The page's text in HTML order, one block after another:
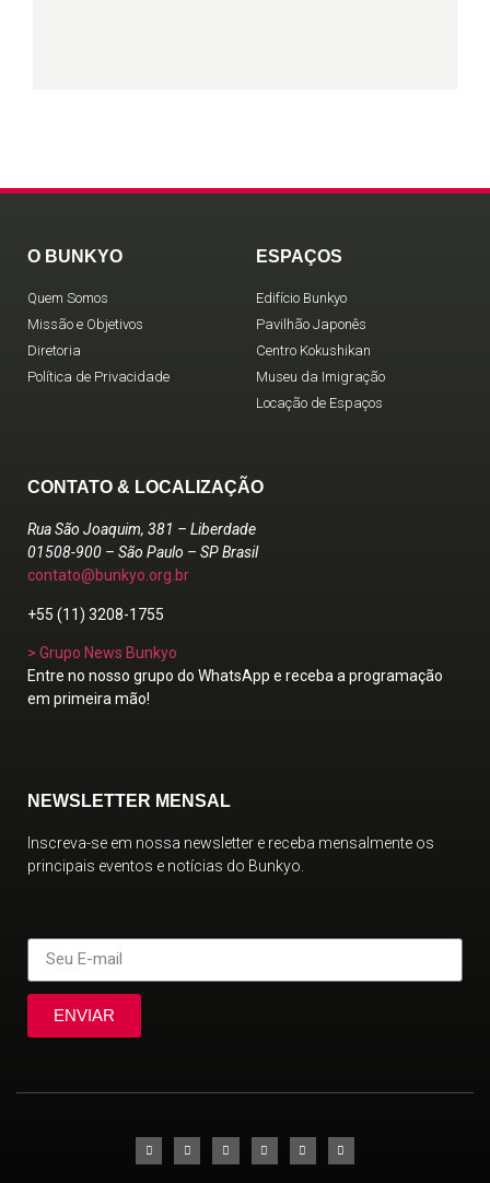
O BUNKYO
Quem Somos
Missão e Objetivos
Diretoria
Política de Privacidade
ESPAÇOS
Edifício Bunkyo
Pavilhão Japonês
Centro Kokushikan
Museu da Imigração
Locação de Espaços
CONTATO & LOCALIZAÇÃO
Rua São Joaquim, 381 – Liberdade
01508-900 – São Paulo – SP Brasil
contato@bunkyo.org.br
+55 (11) 3208-1755
> Grupo News Bunkyo
Entre no nosso grupo do WhatsApp e receba a programação
em primeira mão!
NEWSLETTER MENSAL
Inscreva-se em nossa newsletter e receba mensalmente os
principais eventos e notícias do Bunkyo.
ENVIAR